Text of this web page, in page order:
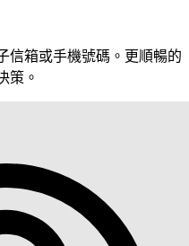
信箱或手機號碼。更順暢的
策。